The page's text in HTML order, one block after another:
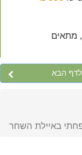
בריכה, מתאים
לדף הבא
באיילת השחר